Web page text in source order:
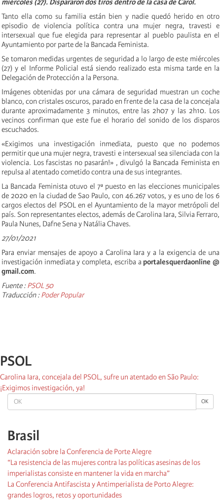
OK OK
Brasil
Aclaración sobre la Conferencia de Porte Alegre
“La resistencia de las mujeres contra las políticas asesinas de los
imperialistas consiste en mantener la vida en marcha”
La Conferencia Antifascista y Antimperialista de Porto Alegre:
grandes logros, retos y oportunidades
miércoles (27). Dispararon dos tiros dentro de la casa de Carol.
Tanto ella como su familia están bien y nadie quedó herido en otro
episodio de violencia política contra una mujer negra, travesti e
intersexual que fue elegida para representar al pueblo paulista en el
Ayuntamiento por parte de la Bancada Feminista.
Se tomaron medidas urgentes de seguridad a lo largo de este miércoles
(27) y el Informe Policial está siendo realizado esta misma tarde en la
Delegación de Protección a la Persona.
Imágenes obtenidas por una cámara de seguridad muestran un coche
blanco, con cristales oscuros, parado en frente de la casa de la concejala
durante aproximadamente 3 minutos, entre las 2h07 y las 2h10. Los
vecinos confirman que este fue el horario del sonido de los disparos
escuchados.
«Exigimos una investigación inmediata, puesto que no podemos
permitir que una mujer negra, travesti e intersexual sea silenciada con la
violencia. Los fascistas no pasarán!» , divulgó la Bancada Feminista en
repulsa al atentado cometido contra una de sus integrantes.
La Bancada Feminista otuvo el 7ª puesto en las elecciones municipales
de 2020 en la ciudad de Sao Paulo, con 46.267 votos, y es uno de los 6
cargos electos del PSOL en el Ayuntamiento de la mayor metrópoli del
país. Son representantes electos, además de Carolina Iara, Silvia Ferraro,
Paula Nunes, Dafne Sena y Natália Chaves.
27/01/2021
Para enviar mensajes de apoyo a Carolina Iara y a la exigencia de una
investigación inmediata y completa, escriba a portalesquerdaonline @
gmail.com.
Fuente :PSOL 50
Traducción :Poder Popular
PSOL
Carolina Iara, concejala del PSOL, sufre un atentado en São Paulo:
¡Exigimos investigación, ya!